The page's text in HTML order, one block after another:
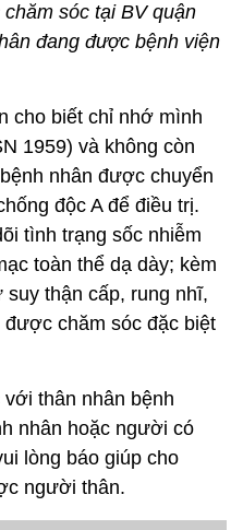
sóc tại BV quận
đang được bệnh viện
cho biết chỉ nhớ mình
1959) và không còn
nhân được chuyển
độc A để điều trị.
tình trạng sốc nhiễm
toàn thể dạ dày; kèm
thận cấp, rung nhĩ,
chăm sóc đặc biệt
thân nhân bệnh
nhân hoặc người có
lòng báo giúp cho
người thân.